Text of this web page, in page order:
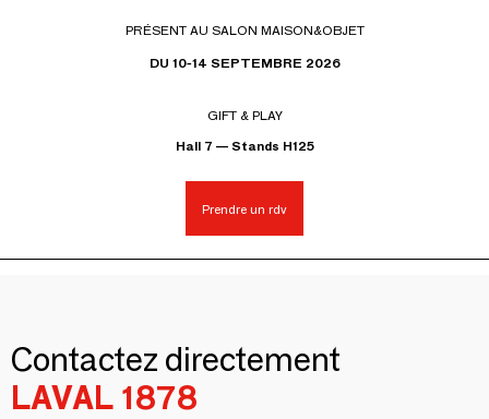
PRÉSENT AU SALON MAISON&OBJET
DU 10-14 SEPTEMBRE 2026
GIFT & PLAY
Hall 7 — Stands H125
Prendre un rdv
Contactez directement
LAVAL 1878